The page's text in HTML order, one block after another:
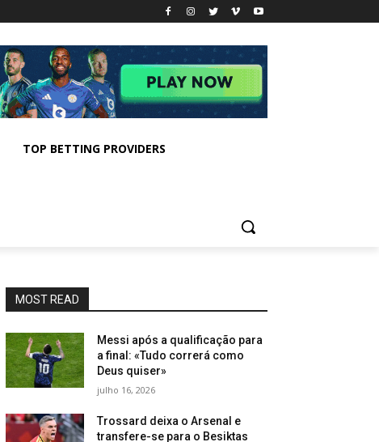
TOP BETTING PROVIDERS
MOST READ
Messi após a qualificação para
a final: «Tudo correrá como
Deus quiser»
julho 16, 2026
Trossard deixa o Arsenal e
transfere-se para o Besiktas